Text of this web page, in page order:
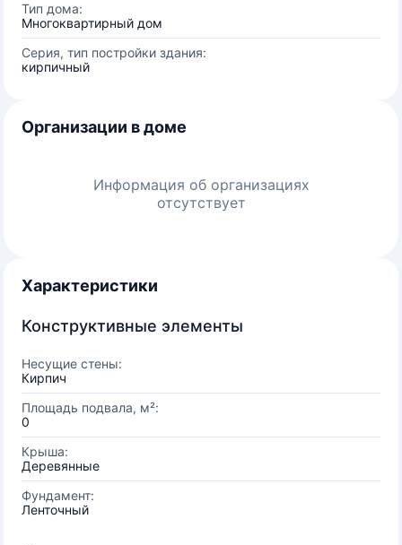
Тип дома:
Многоквартирный дом
Серия, тип постройки здания:
кирпичный
Организации в доме
Информация об организациях
отсутствует
Характеристики
Конструктивные элементы
Несущие стены:
Кирпич
Площадь подвала, м²:
0
Крыша:
Деревянные
Фундамент:
Ленточный